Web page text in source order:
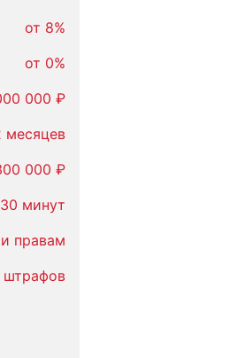
от 8%
от 0%
000 ₽
месяцев
000 ₽
30 минут
правам
штрафов